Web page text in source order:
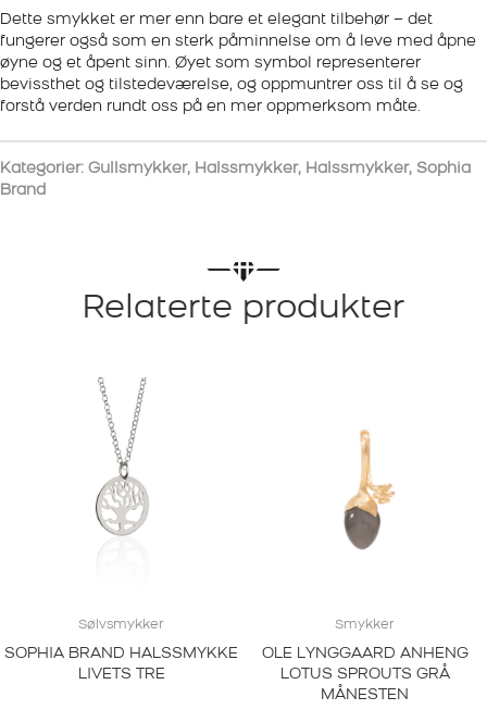
Dette smykket er mer enn bare et elegant tilbehør – det
fungerer også som en sterk påminnelse om å leve med åpne
øyne og et åpent sinn. Øyet som symbol representerer
bevissthet og tilstedeværelse, og oppmuntrer oss til å se og
forstå verden rundt oss på en mer oppmerksom måte.
Kategorier: Gullsmykker, Halssmykker, Halssmykker, Sophia
Brand
Relaterte produkter
Sølvsmykker
SOPHIA BRAND HALSSMYKKE
LIVETS TRE
Smykker
OLE LYNGGAARD ANHENG
LOTUS SPROUTS GRÅ
MÅNESTEN